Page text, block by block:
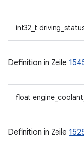
int32_t
Definition in Zeile
float
Definition in Zeile